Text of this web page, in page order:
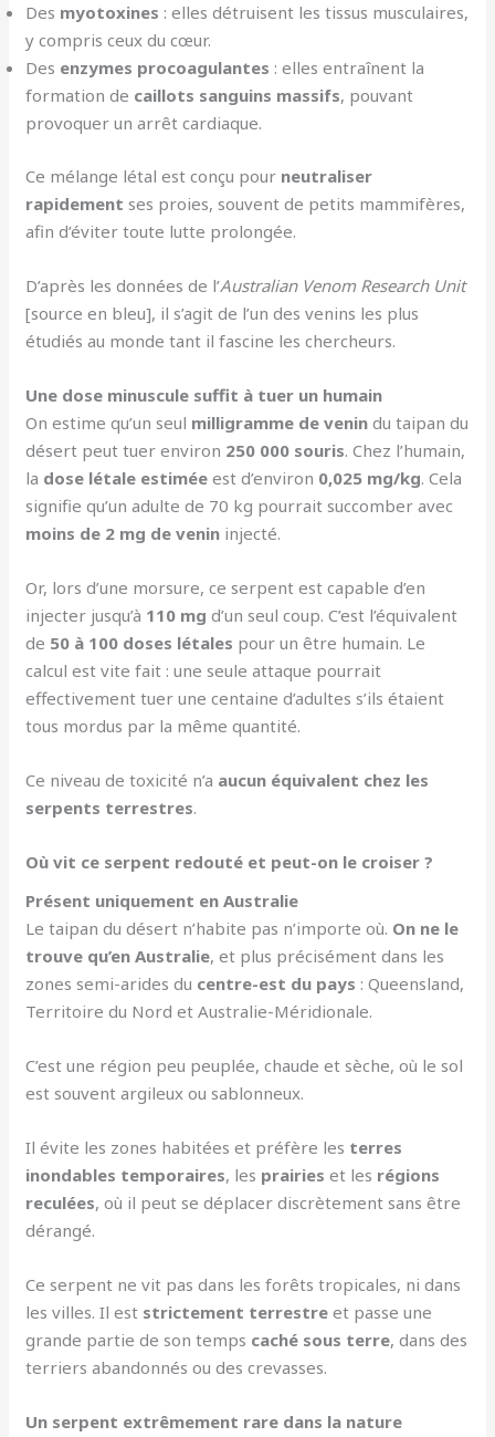
Des myotoxines : elles détruisent les tissus musculaires,
y compris ceux du cœur.
Des enzymes procoagulantes : elles entraînent la
formation de caillots sanguins massifs, pouvant
provoquer un arrêt cardiaque.
Ce mélange létal est conçu pour neutraliser
rapidement ses proies, souvent de petits mammifères,
afin d’éviter toute lutte prolongée.
D’après les données de l’Australian Venom Research Unit
[source en bleu], il s’agit de l’un des venins les plus
étudiés au monde tant il fascine les chercheurs.
Une dose minuscule suffit à tuer un humain
On estime qu’un seul milligramme de venin du taipan du
désert peut tuer environ 250 000 souris. Chez l’humain,
la dose létale estimée est d’environ 0,025 mg/kg. Cela
signifie qu’un adulte de 70 kg pourrait succomber avec
moins de 2 mg de venin injecté.
Or, lors d’une morsure, ce serpent est capable d’en
injecter jusqu’à 110 mg d’un seul coup. C’est l’équivalent
de 50 à 100 doses létales pour un être humain. Le
calcul est vite fait : une seule attaque pourrait
effectivement tuer une centaine d’adultes s’ils étaient
tous mordus par la même quantité.
Ce niveau de toxicité n’a aucun équivalent chez les
serpents terrestres.
Où vit ce serpent redouté et peut-on le croiser ?
Présent uniquement en Australie
Le taipan du désert n’habite pas n’importe où. On ne le
trouve qu’en Australie, et plus précisément dans les
zones semi-arides du centre-est du pays : Queensland,
Territoire du Nord et Australie-Méridionale.
C’est une région peu peuplée, chaude et sèche, où le sol
est souvent argileux ou sablonneux.
Il évite les zones habitées et préfère les terres
inondables temporaires, les prairies et les régions
reculées, où il peut se déplacer discrètement sans être
dérangé.
Ce serpent ne vit pas dans les forêts tropicales, ni dans
les villes. Il est strictement terrestre et passe une
grande partie de son temps caché sous terre, dans des
terriers abandonnés ou des crevasses.
Un serpent extrêmement rare dans la nature